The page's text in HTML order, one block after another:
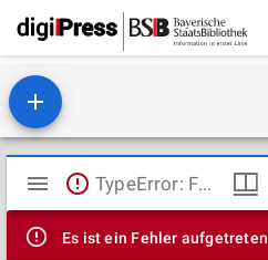
Mirador
Viewer
TypeError: Failed to fetch
Es ist ein Fehler aufgetreten